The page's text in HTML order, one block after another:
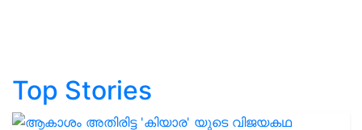
Top Stories